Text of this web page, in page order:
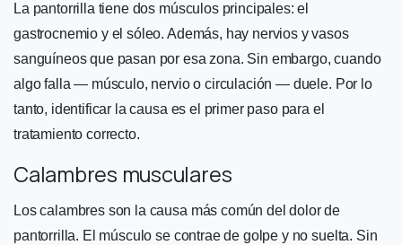
La pantorrilla tiene dos músculos principales: el
gastrocnemio y el sóleo. Además, hay nervios y vasos
sanguíneos que pasan por esa zona. Sin embargo, cuando
algo falla — músculo, nervio o circulación — duele. Por lo
tanto, identificar la causa es el primer paso para el
tratamiento correcto.
Calambres musculares
Los calambres son la causa más común del dolor de
pantorrilla. El músculo se contrae de golpe y no suelta. Sin